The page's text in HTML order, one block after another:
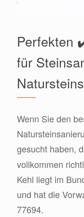
Perfekten
für
Wenn Sie den
gesucht haben,
vollkommen
Kehl liegt im
und hat die
77694.